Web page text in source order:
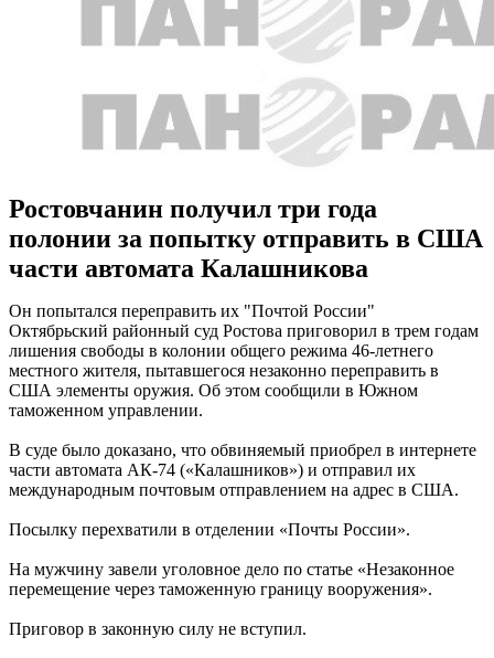
Ростовчанин получил три года
полонии за попытку отправить в США
части автомата Калашникова
Он попытался переправить их "Почтой России"
Октябрьский районный суд Ростова приговорил в трем годам
лишения свободы в колонии общего режима 46-летнего
местного жителя, пытавшегося незаконно переправить в
США элементы оружия. Об этом сообщили в Южном
таможенном управлении.
В суде было доказано, что обвиняемый приобрел в интернете
части автомата АК-74 («Калашников») и отправил их
международным почтовым отправлением на адрес в США.
Посылку перехватили в отделении «Почты России».
На мужчину завели уголовное дело по статье «Незаконное
перемещение через таможенную границу вооружения».
Приговор в законную силу не вступил.